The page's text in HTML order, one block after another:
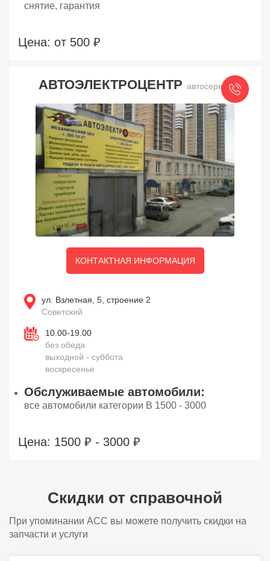
снятие, гарантия
Цена: от 500 ₽
АВТОЭЛЕКТРОЦЕНТР автосервис
КОНТАКТНАЯ ИНФОРМАЦИЯ
ул. Взлетная, 5, строение 2
Советский
10.00-19.00
без обеда
выходной - суббота
воскресенье
Обслуживаемые автомобили:
все автомобили категории В 1500 - 3000
Цена: 1500 ₽ - 3000 ₽
Скидки от справочной
При упоминании АСС вы можете получить скидки на
запчасти и услуги